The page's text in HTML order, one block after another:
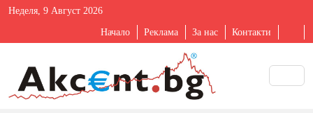
Неделя, 9 Август 2026
Начало Реклама За нас Контакти